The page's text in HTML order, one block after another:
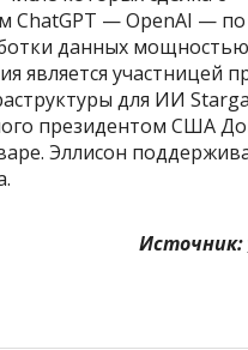
ChatGPT — OpenAI —
данных мощностью
является участницей
для ИИ
президентом США
Эллисон
Источник: